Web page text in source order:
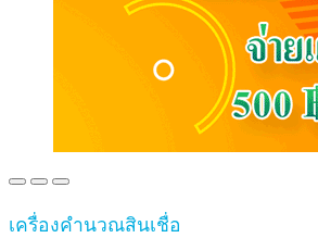
เครื่องคำนวณสินเชื่อ